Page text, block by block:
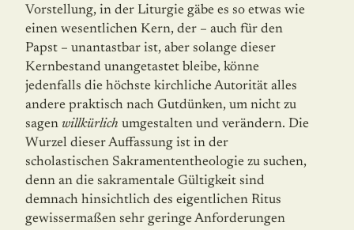
Vorstellung, in der Liturgie gäbe es so etwas wie
einen wesentlichen Kern, der – auch für den
Papst – unantastbar ist, aber solange dieser
Kernbestand unangetastet bleibe, könne
jedenfalls die höchste kirchliche Autorität alles
andere praktisch nach Gutdünken, um nicht zu
sagen willkürlich umgestalten und verändern. Die
Wurzel dieser Auffassung ist in der
scholastischen Sakramententheologie zu suchen,
denn an die sakramentale Gültigkeit sind
demnach hinsichtlich des eigentlichen Ritus
gewissermaßen sehr geringe Anforderungen